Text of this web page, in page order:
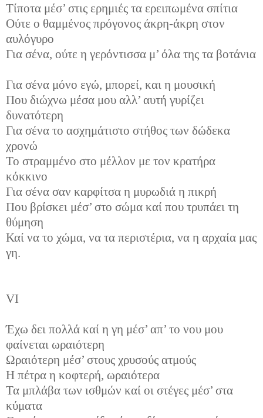
Τίποτα μέσ’ στις ερημιές τα ερειπωμένα σπίτια
Ούτε ο θαμμένος πρόγονος άκρη-άκρη στον
αυλόγυρο
Για σένα, ούτε η γερόντισσα μ’ όλα της τα βοτάνια
Για σένα μόνο εγώ, μπορεί, και η μουσική
Που διώχνω μέσα μου αλλ’ αυτή γυρίζει
δυνατότερη
Για σένα το ασχημάτιστο στήθος των δώδεκα
χρονώ
Το στραμμένο στο μέλλον με τον κρατήρα
κόκκινο
Για σένα σαν καρφίτσα η μυρωδιά η πικρή
Που βρίσκει μέσ’ στο σώμα καί που τρυπάει τη
θύμηση
Καί να το χώμα, να τα περιστέρια, να η αρχαία μας
γη.
VI
Έχω δει πολλά καί η γη μέσ’ απ’ το νου μου
φαίνεται ωραιότερη
Ωραιότερη μέσ’ στους χρυσούς ατμούς
Η πέτρα η κοφτερή, ωραιότερα
Τα μπλάβα των ισθμών καί οι στέγες μέσ’ στα
κύματα